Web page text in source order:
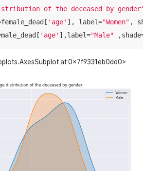
of the deceased by
'age' ], label="Women" ,
'age' ],label="Male"
at 0x7f9331eb0dd0>